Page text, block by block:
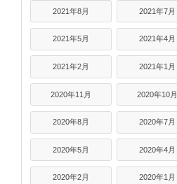
2021年8月 2021年7月
2021年5月 2021年4月
2021年2月 2021年1月
2020年11月 2020年10月
2020年8月 2020年7月
2020年5月 2020年4月
2020年2月 2020年1月